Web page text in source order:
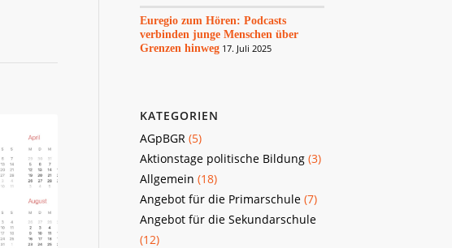
Euregio zum Hören: Podcasts
verbinden junge Menschen über
Grenzen hinweg 17. Juli 2025
KATEGORIEN
AGpBGR(5)
Aktionstage politische Bildung(3)
Allgemein (18)
Angebot für die Primarschule(7)
Angebot für die Sekundarschule
(12)